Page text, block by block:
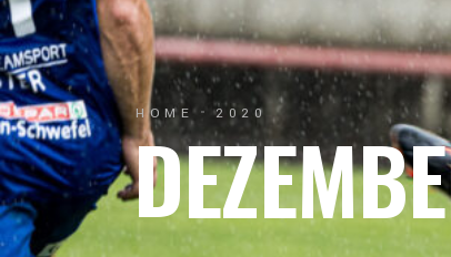
Vorstand
Geschichte
Junkerau
1b-
HOME 2020